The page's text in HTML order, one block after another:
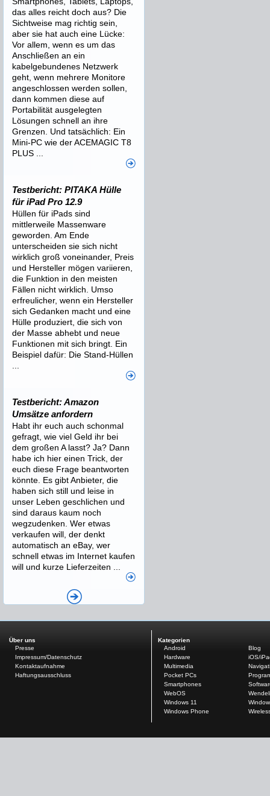
das alles reicht doch aus? Die
Sichtweise mag richtig sein,
aber sie hat auch eine Lücke:
Vor allem, wenn es um das
Anschließen an ein
kabelgebundenes Netzwerk
geht, wenn mehrere Monitore
angeschlossen werden sollen,
dann kommen diese auf
Portabilität ausgelegten
Lösungen schnell an ihre
Grenzen. Und tatsächlich: Ein
Mini-PC wie der ACEMAGIC T8
PLUS ...
Testbericht: PITAKA Hülle
für iPad Pro 12.9
Hüllen für iPads sind
mittlerweile Massenware
geworden. Am Ende
unterscheiden sie sich nicht
wirklich groß voneinander, Preis
und Hersteller mögen variieren,
die Funktion in den meisten
Fällen nicht wirklich. Umso
erfreulicher, wenn ein Hersteller
sich Gedanken macht und eine
Hülle produziert, die sich von
der Masse abhebt und neue
Funktionen mit sich bringt. Ein
Beispiel dafür: Die Stand-Hüllen
Testbericht: Amazon
Umsätze anfordern
Habt ihr euch auch schonmal
gefragt, wie viel Geld ihr bei
dem großen A lasst? Ja? Dann
habe ich hier einen Trick, der
euch diese Frage beantworten
könnte. Es gibt Anbieter, die
haben sich still und leise in
unser Leben geschlichen und
sind daraus kaum noch
wegzudenken. Wer etwas
verkaufen will, der denkt
automatisch an eBay, wer
schnell etwas im Internet kaufen
will und kurze Lieferzeiten ...
Über uns
Presse
Impressum/Datenschutz
Kontaktaufnahme
Haftungsausschluss
Kategorien
Android
Blog
Hardware
iOS/
Multimedia
Pocket PCs
Smartphones
WebOS
Windows 11
Windows Phone